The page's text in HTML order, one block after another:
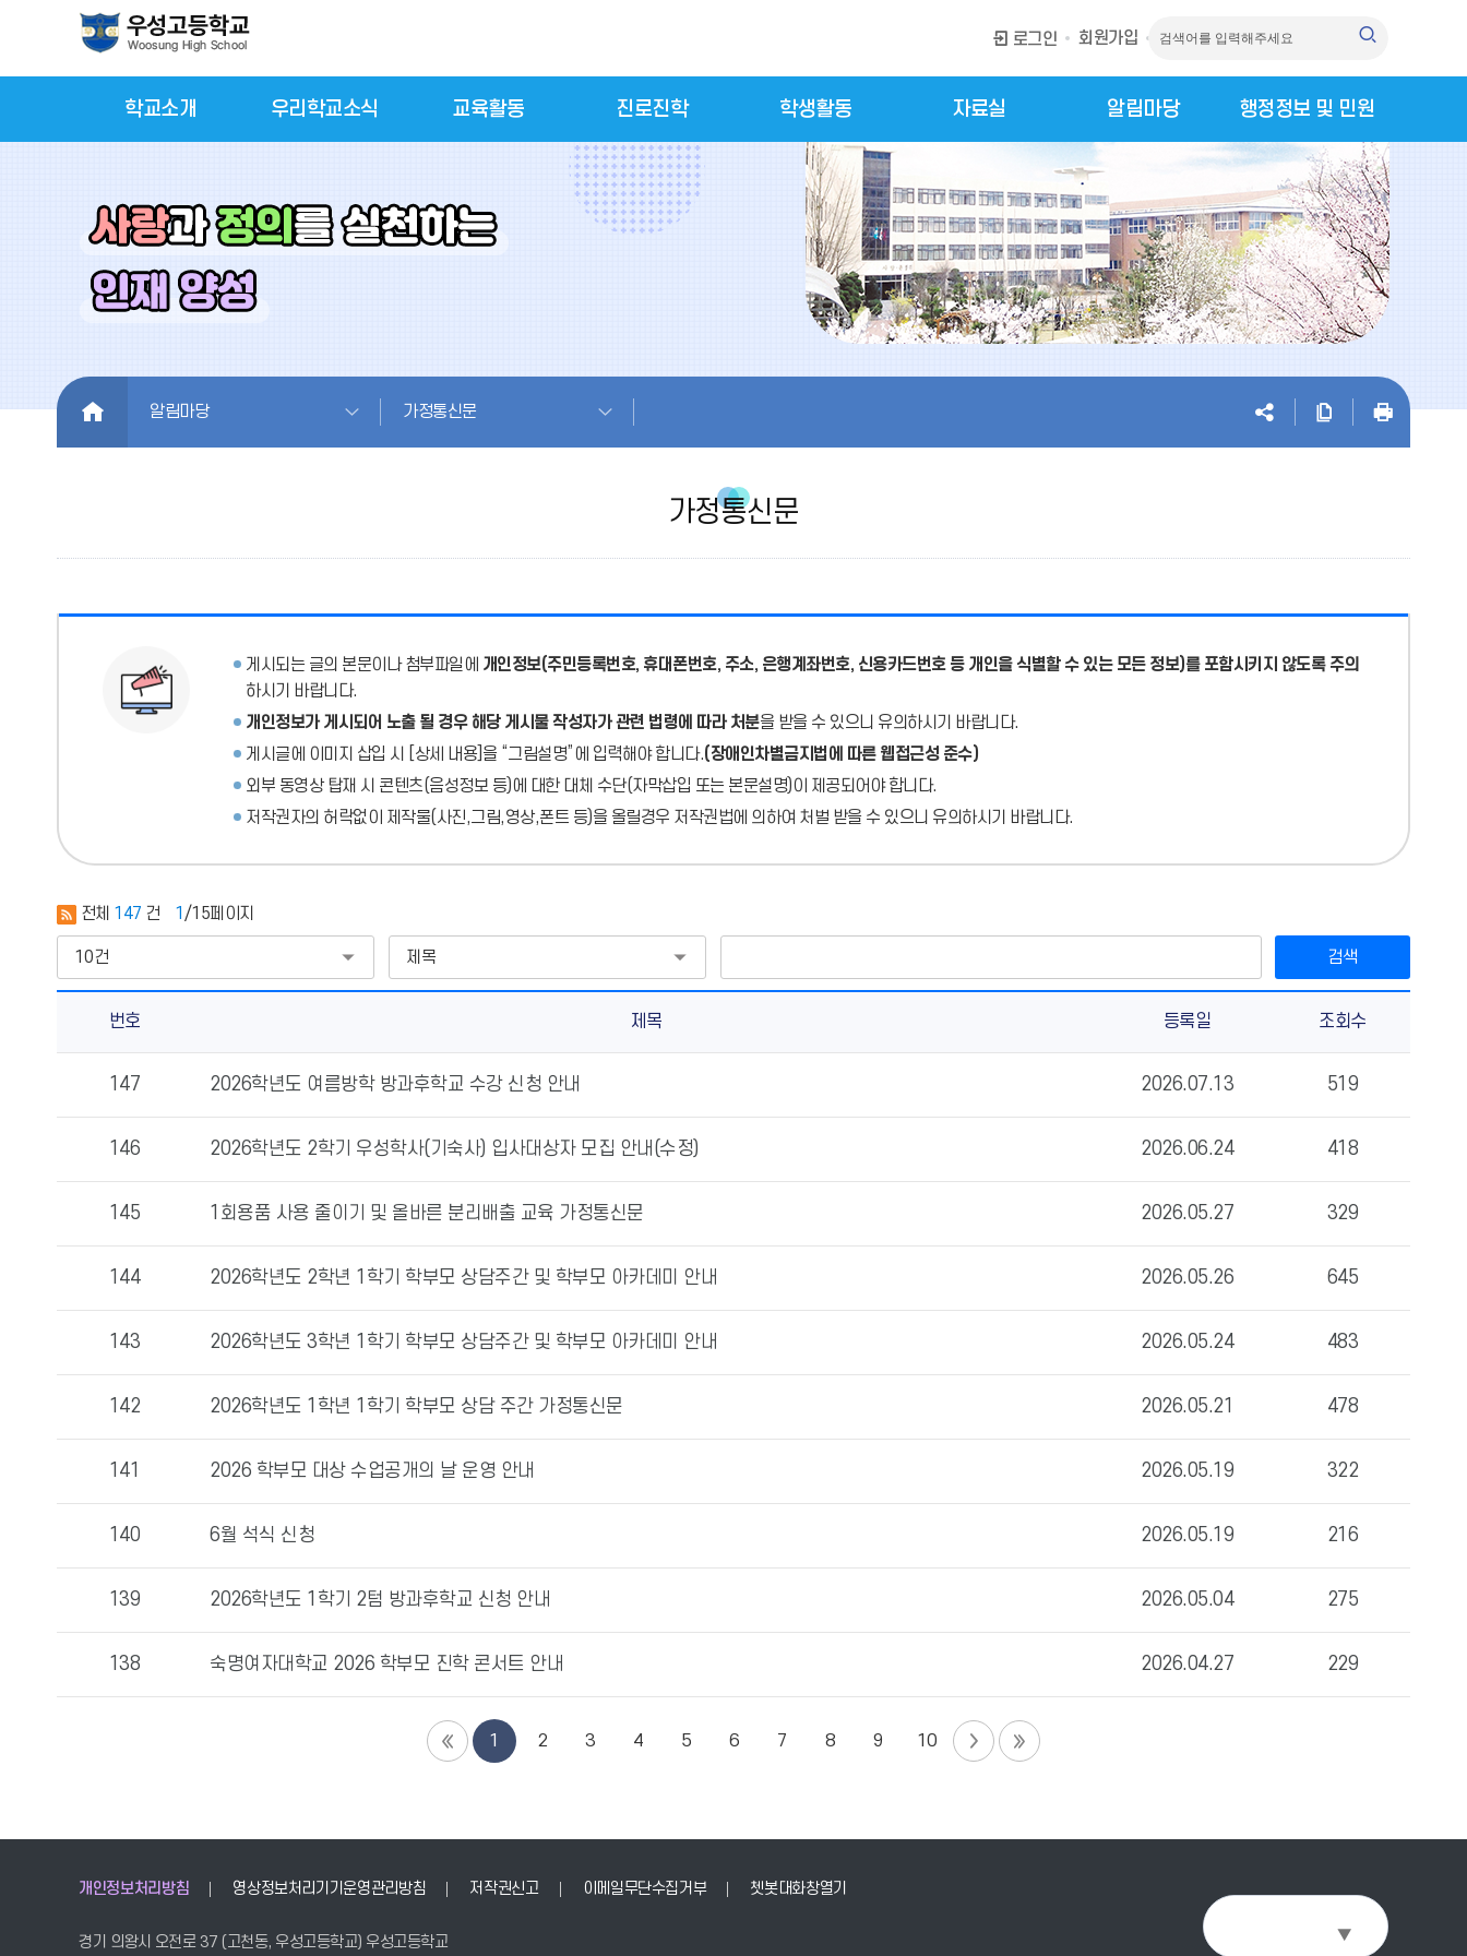
로그인 회원가입
학교소개 우리학교소식 교육활동 진로진학 학생활동 자료실 알림마당 행정정보 및 민원
HOME 알림마당 가정통신문
가정통신문
게시되는 글의 본문이나 첨부파일에 개인정보(주민등록번호, 휴대폰번호, 주소, 은행계좌번호, 신용카드번호 등 개인을 식별할 수 있는 모든 정보)를 포함시키지 않도록 주의
하시기 바랍니다.
개인정보가 게시되어 노출 될 경우 해당 게시물 작성자가 관련 법령에 따라 처분을 받을 수 있으니 유의하시기 바랍니다.
게시글에 이미지 삽입 시 [상세 내용]을 “그림설명”에 입력해야 합니다.(장애인차별금지법에 따른 웹접근성 준수)
외부 동영상 탑재 시 콘텐츠(음성정보 등)에 대한 대체 수단(자막삽입 또는 본문설명)이 제공되어야 합니다.
저작권자의 허락없이 제작물(사진,그림,영상,폰트 등)을 올릴경우 저작권법에 의하여 처벌 받을 수 있으니 유의하시기 바랍니다.
전체 147 건 1 /15페이지
검색
통
시
목,
정
할
번호 제목 등록일 조회수
147 2026학년도 여름방학 방과후학교 수강 신청 안내 2026.07.13 519
146 2026학년도 2학기 우성학사(기숙사) 입사대상자 모집 안내(수정) 2026.06.24 418
145 1회용품 사용 줄이기 및 올바른 분리배출 교육 가정통신문 2026.05.27 329
144 2026학년도 2학년 1학기 학부모 상담주간 및 학부모 아카데미 안내 2026.05.26 645
143 2026학년도 3학년 1학기 학부모 상담주간 및 학부모 아카데미 안내 2026.05.24 483
142 2026학년도 1학년 1학기 학부모 상담 주간 가정통신문 2026.05.21 478
141 2026 학부모 대상 수업공개의 날 운영 안내 2026.05.19 322
140 6월 석식 신청 2026.05.19 216
139 2026학년도 1학기 2텀 방과후학교 신청 안내 2026.05.04 275
138 숙명여자대학교 2026 학부모 진학 콘서트 안내 2026.04.27 229
1 2 3 4 5 6 7 8 9 10
개인정보처리방침 영상정보처리기기운영관리방침 저작권신고 이메일무단수집거부 쳇봇대화창열기
경기 의왕시 오전로 37 (고천동, 우성고등학교) 우성고등학교
▼